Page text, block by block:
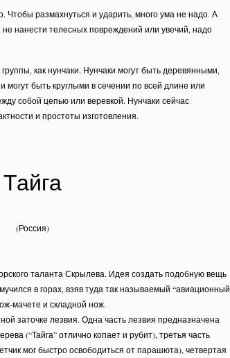
Чтобы размахнуться и ударить, много ума не надо. А
не нанести телесных повреждений или увечий, надо
как нунчаки. Нунчаки могут быть деревянными,
быть круглыми в сечении по всей длине или
собой цепью или веревкой. Нунчаки сейчас
и простоты изготовления.
Тайга
(Россия)
таланта Скрылева. Идея создать подобную вещь
в горах, взяв туда так называемый “авиационный
мачете и складной нож.
заточке лезвия. Одна часть лезвия предназначена
(“Тайга” отлично копает и рубит), третья часть
мог быстро освободиться от парашюта), четвертая